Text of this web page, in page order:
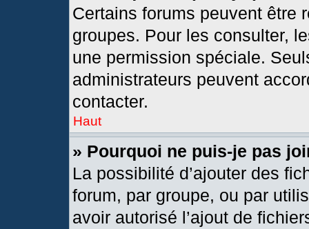
Certains forums peuvent être
groupes. Pour les consulter,
une permission spéciale.
administrateurs peuvent
contacter.
Haut
» Pourquoi ne puis-je pas
La possibilité d’ajouter des
forum, par groupe, ou par
avoir autorisé l’ajout de